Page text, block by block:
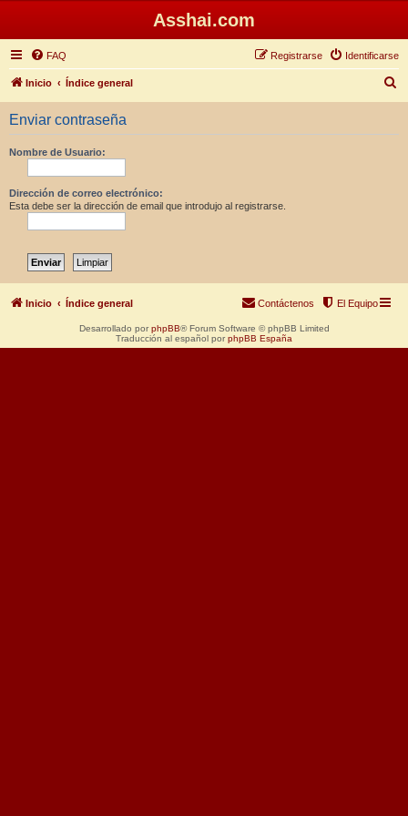
Asshai.com
FAQ Identificarse
Registrarse
Inicio Índice general
u
Enviar contraseña
Nombre de Usuario:
Dirección de correo electrónico:
Esta debe ser la dirección de email que introdujo al registrarse.
Inicio Índice general El Equipo
Contáctenos
Desarrollado por phpBB® Forum Software © phpBB Limited
Traducción al español por phpBB España